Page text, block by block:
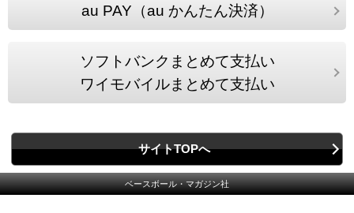
au PAY（au かんたん決済）
ソフトバンクまとめて支払い
ワイモバイルまとめて支払い
サイトTOPへ
ベースボール・マガジン社